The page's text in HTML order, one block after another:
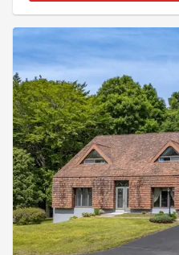
pour ceux qui